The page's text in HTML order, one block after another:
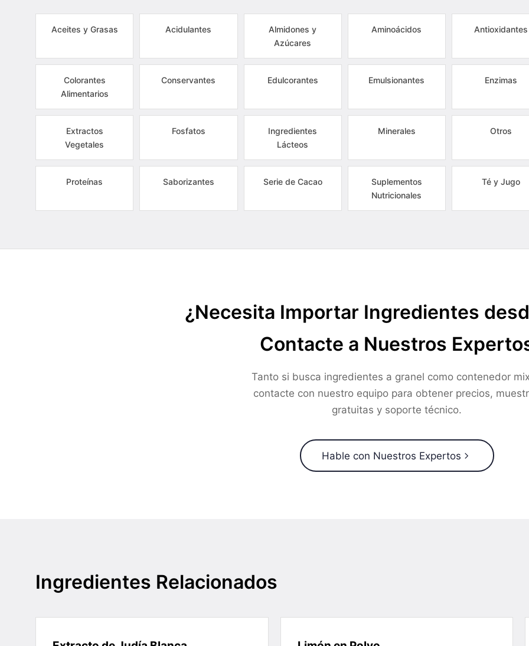
Aceites y Grasas Acidulantes
Almidones y
Azúcares
Aminoácidos Antioxidantes
Colorantes
Alimentarios
Conservantes Edulcorantes Emulsionantes Enzimas
Extractos
Vegetales
Fosfatos
Ingredientes
Lácteos
Minerales Otros
Proteínas Saborizantes Serie de Cacao
Suplementos
Nutricionales
Té y Jugo
¿Necesita Importar Ingredientes
Contacte a Nuestros
Tanto si busca ingredientes a granel como contenedor
contacte con nuestro equipo para obtener precios,
gratuitas y soporte técnico.
Hable con Nuestros Expertos
Ingredientes Relacionados